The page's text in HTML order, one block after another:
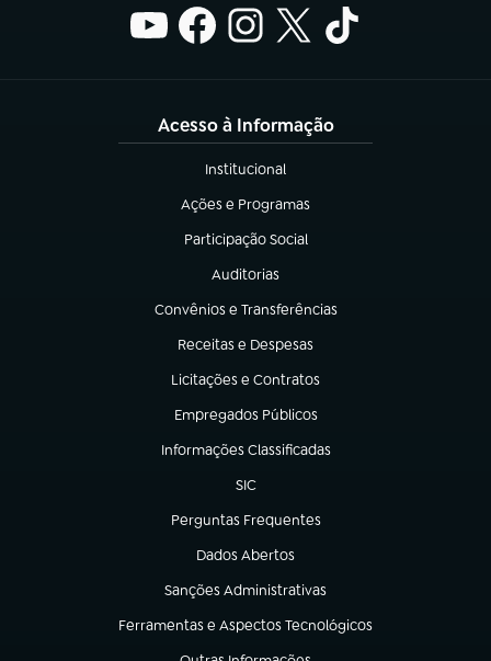
Acesso à Informação
Institucional
(abre em nova aba)
Ações e Programas
(abre em nova aba)
Participação Social
(abre em nova aba)
Auditorias
(abre em nova aba)
Convênios e Transferências
(abre em nova aba)
Receitas e Despesas
(abre em nova aba)
Licitações e Contratos
(abre em nova aba)
Empregados Públicos
(abre em nova aba)
Informações Classificadas
(abre em nova aba)
SIC
(abre em nova aba)
Perguntas Frequentes
(abre em nova aba)
Dados Abertos
(abre em nova aba)
Sanções Administrativas
(abre em nova aba)
Ferramentas e Aspectos Tecnológicos
(abre em nova aba)